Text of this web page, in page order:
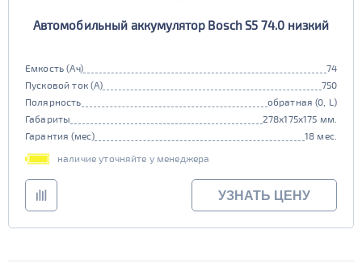
Автомобильный аккумулятор Bosch S5 74.0 низкий
Емкость (Ач)
74
Пусковой ток (А)
750
Полярность
обратная (0, L)
Габариты
278x175x175 мм.
Гарантия (мес)
18 мес.
наличие уточняйте у менеджера
УЗНАТЬ ЦЕНУ